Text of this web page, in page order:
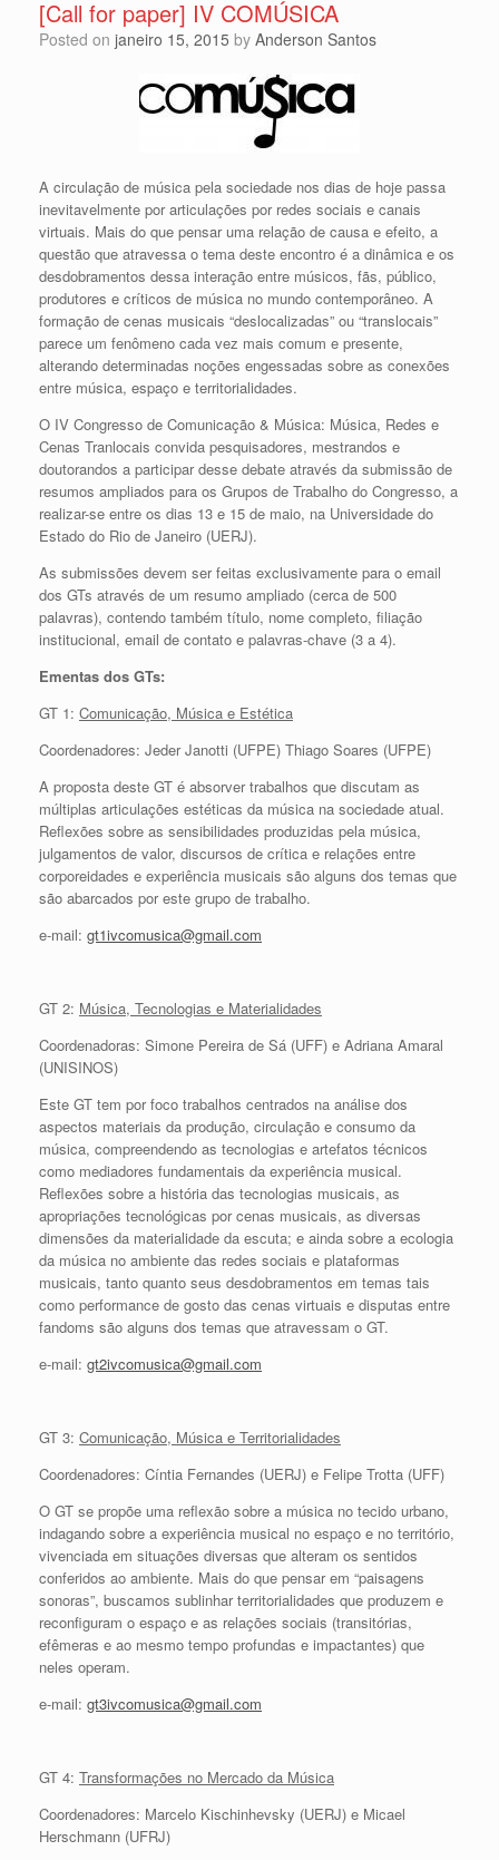
[Call for paper] IV COMÚSICA
Posted on janeiro 15, 2015 by Anderson Santos
A circulação de música pela sociedade nos dias de hoje passa
inevitavelmente por articulações por redes sociais e canais
virtuais. Mais do que pensar uma relação de causa e efeito, a
questão que atravessa o tema deste encontro é a dinâmica e os
desdobramentos dessa interação entre músicos, fãs, público,
produtores e críticos de música no mundo contemporâneo. A
formação de cenas musicais “deslocalizadas” ou “translocais”
parece um fenômeno cada vez mais comum e presente,
alterando determinadas noções engessadas sobre as conexões
entre música, espaço e territorialidades.
O IV Congresso de Comunicação & Música: Música, Redes e
Cenas Tranlocais convida pesquisadores, mestrandos e
doutorandos a participar desse debate através da submissão de
resumos ampliados para os Grupos de Trabalho do Congresso, a
realizar-se entre os dias 13 e 15 de maio, na Universidade do
Estado do Rio de Janeiro (UERJ).
As submissões devem ser feitas exclusivamente para o email
dos GTs através de um resumo ampliado (cerca de 500
palavras), contendo também título, nome completo, filiação
institucional, email de contato e palavras-chave (3 a 4).
Ementas dos GTs:
GT 1: Comunicação, Música e Estética
Coordenadores: Jeder Janotti (UFPE) Thiago Soares (UFPE)
A proposta deste GT é absorver trabalhos que discutam as
múltiplas articulações estéticas da música na sociedade atual.
Reflexões sobre as sensibilidades produzidas pela música,
julgamentos de valor, discursos de crítica e relações entre
corporeidades e experiência musicais são alguns dos temas que
são abarcados por este grupo de trabalho.
e-mail: gt1ivcomusica@gmail.com
GT 2: Música, Tecnologias e Materialidades
Coordenadoras: Simone Pereira de Sá (UFF) e Adriana Amaral
(UNISINOS)
Este GT tem por foco trabalhos centrados na análise dos
aspectos materiais da produção, circulação e consumo da
música, compreendendo as tecnologias e artefatos técnicos
como mediadores fundamentais da experiência musical.
Reflexões sobre a história das tecnologias musicais, as
apropriações tecnológicas por cenas musicais, as diversas
dimensões da materialidade da escuta; e ainda sobre a ecologia
da música no ambiente das redes sociais e plataformas
musicais, tanto quanto seus desdobramentos em temas tais
como performance de gosto das cenas virtuais e disputas entre
fandoms são alguns dos temas que atravessam o GT.
e-mail: gt2ivcomusica@gmail.com
GT 3: Comunicação, Música e Territorialidades
Coordenadores: Cíntia Fernandes (UERJ) e Felipe Trotta (UFF)
O GT se propõe uma reflexão sobre a música no tecido urbano,
indagando sobre a experiência musical no espaço e no território,
vivenciada em situações diversas que alteram os sentidos
conferidos ao ambiente. Mais do que pensar em “paisagens
sonoras”, buscamos sublinhar territorialidades que produzem e
reconfiguram o espaço e as relações sociais (transitórias,
efêmeras e ao mesmo tempo profundas e impactantes) que
neles operam.
e-mail: gt3ivcomusica@gmail.com
GT 4: Transformações no Mercado da Música
Coordenadores: Marcelo Kischinhevsky (UERJ) e Micael
Herschmann (UFRJ)